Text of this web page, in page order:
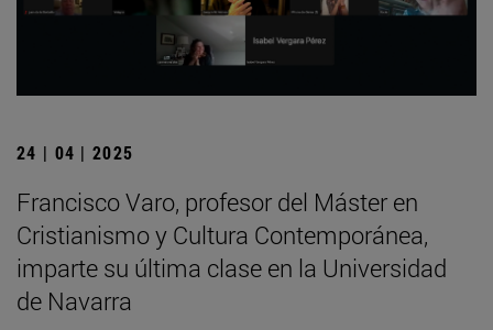
24 | 04 | 2025
Francisco Varo, profesor del Máster en
Cristianismo y Cultura Contemporánea,
imparte su última clase en la Universidad
de Navarra